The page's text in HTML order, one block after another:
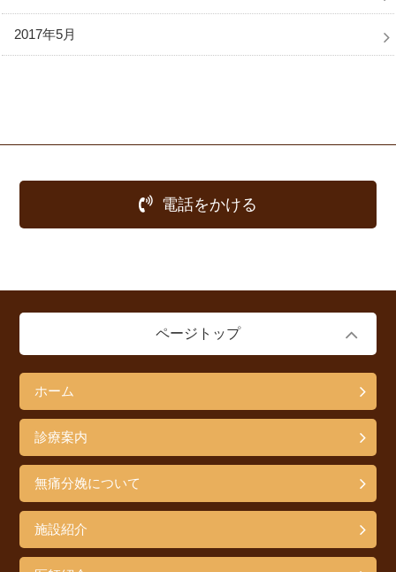
2017年5月
電話をかける
ページトップ
ホーム
診療案内
無痛分娩について
施設紹介